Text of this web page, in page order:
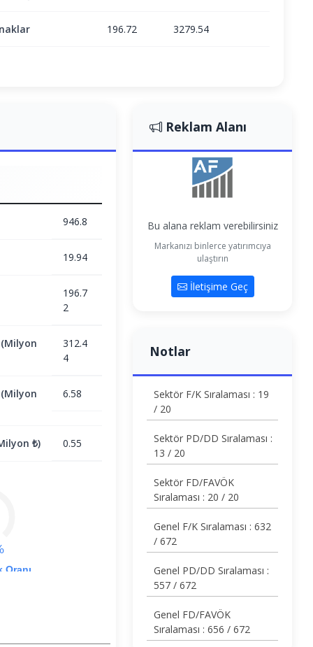
196.72 3279.54
946.8
19.94
196.7
2
(Milyon
312.4
4
(Milyon
6.58
₺) 0.55
Oranı
Reklam Alanı
Bu alana reklam verebilirsiniz
Markanızı binlerce yatırımcıya
ulaştırın
İletişime Geç
Notlar
Sektör F/K Sıralaması : 19
/ 20
Sektör PD/DD Sıralaması :
13 / 20
Sektör FD/FAVÖK
Sıralaması : 20 / 20
Genel F/K Sıralaması : 632
/ 672
Genel PD/DD Sıralaması :
557 / 672
Genel FD/FAVÖK
Sıralaması : 656 / 672